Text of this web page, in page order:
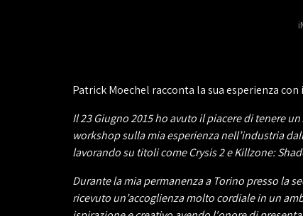
Patrick Moechel racconta la sua esperienza con
Il 23 Giugno 2015 ho avuto il piacere di tenere
workshop sulla mia esperienza nell’industria
lavorando su titoli come Crysis 2 e Killzone:
Durante la mia permanenza a Torino presso la
ricevuto un’accoglienza molto cordiale in un